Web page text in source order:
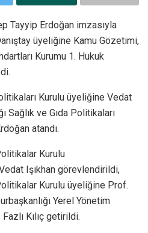
Tayyip Erdoğan imzasıyla
üyeliğine Kamu Gözetimi,
Kurumu 1. Hukuk
Kurulu üyeliğine Vedat
Sağlık ve Gıda Politikaları
atandı.
Kurulu
Işıkhan görevlendirildi,
Kurulu üyeliğine Prof.
Yerel Yönetim
Kılıç getirildi.